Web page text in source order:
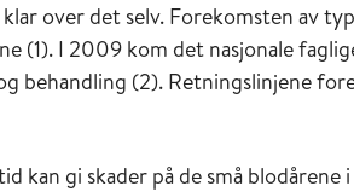
over det selv. Forekomsten av
(1). I 2009 kom det nasjonale
behandling (2). Retningslinjene
kan gi skader på de små